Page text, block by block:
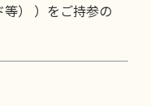
） ）をご持参の